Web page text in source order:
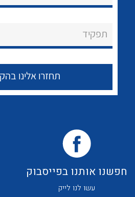
Ateka Ltd.
צור קשר
לכל מוצרי היצרן
לכל מוצרי היצרן
תפקיד
חפשנו אותנו בפייסבוק
עשו לנו לייק